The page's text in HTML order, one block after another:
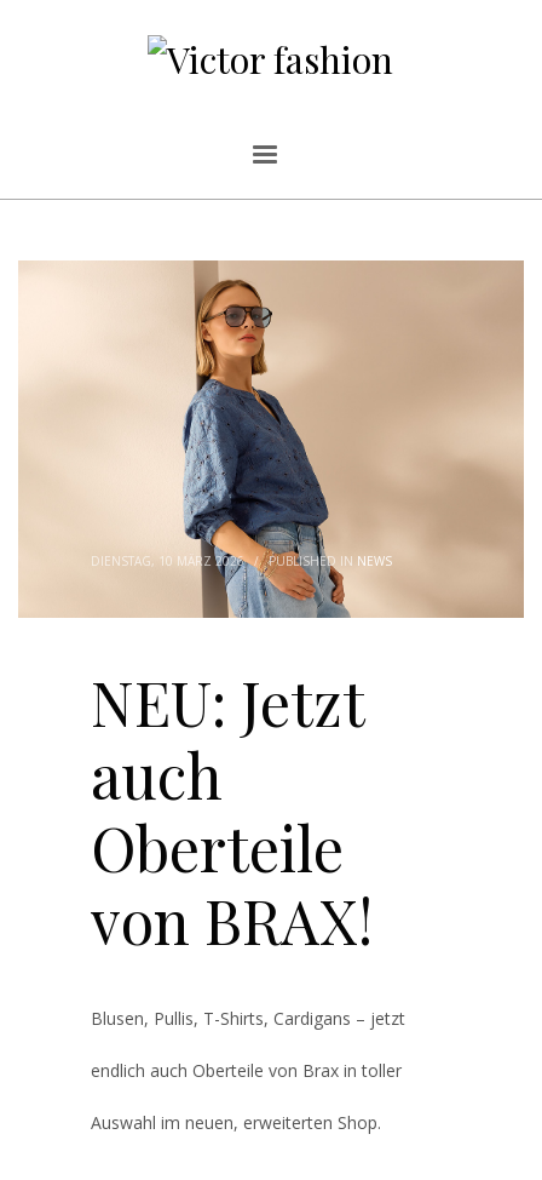
DIENSTAG, 10 MÄRZ 2026 / PUBLISHED IN NEWS
NEU: Jetzt
auch
Oberteile
von BRAX!
Blusen, Pullis, T-Shirts, Cardigans – jetzt
endlich auch Oberteile von Brax in toller
Auswahl im neuen, erweiterten Shop.